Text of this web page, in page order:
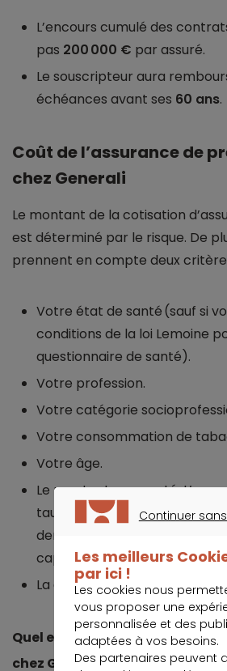
L’encours cumulé des
pas 200 000 € par assuré.
Le souscripteur aura
échéances avant ses 60 ans.
Coût de l’assurance de
chez Generali
Le montant de la cotisation
est déterminé par le risque. De
prennent en compte deux
Votre état de santé (sauf si
conditions de la loi Lemoine
questionnaire de santé).
Votre profession.
Votre catégorie
Votre consommation de
Votre âge.
Le montant emprunté.
taux annuel d’assurance
dernier s’applique sur le
capital restant dû.
La durée du prêt immobilier.
Quel est le prix de l’assurance
chez Generali ?
Continuer
Les meilleurs
par ici !
Les cookies nous
vous proposer une
personnalisée et des
adaptées à vos besoins.
Des partenaires peuvent